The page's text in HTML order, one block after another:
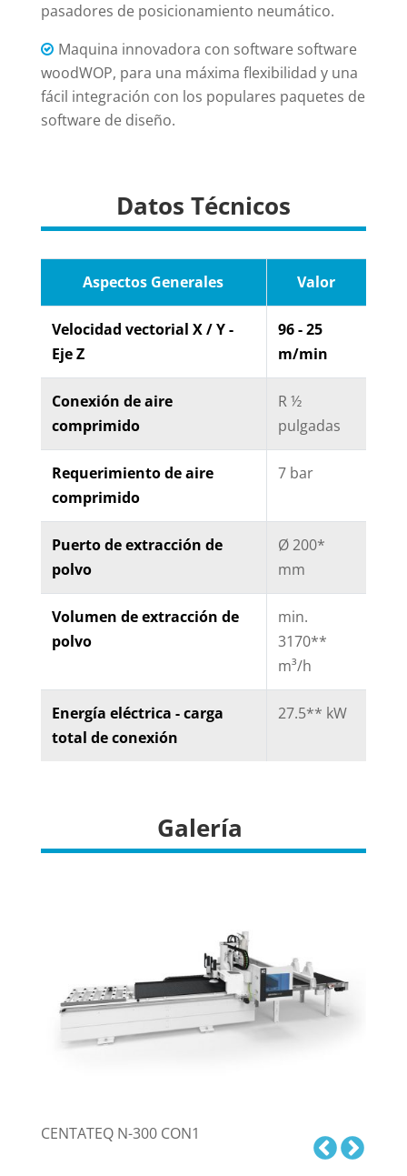
pasadores de posicionamiento neumático.
Maquina innovadora con software software
woodWOP, para una máxima flexibilidad y una
fácil integración con los populares paquetes de
software de diseño.
Datos Técnicos
Aspectos Generales Valor
Velocidad vectorial X / Y -
Eje Z
96 - 25
m/min
Conexión de aire
comprimido
R ½
pulgadas
Requerimiento de aire
comprimido
7 bar
Puerto de extracción de
polvo
Ø 200*
mm
Volumen de extracción de
polvo
min.
3170**
m³/h
Energía eléctrica - carga
total de conexión
27.5** kW
Galería
CENTATEQ N-300 CON1